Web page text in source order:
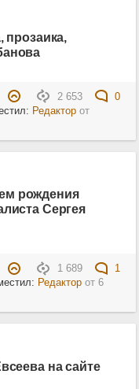
прозаика,
2 653
0
Редакторот
рождения
Сергея
1 689
1
Редакторот 6
на сайте